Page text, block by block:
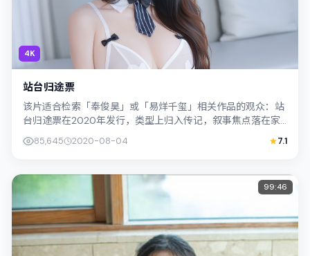
4K
站台归途票
该片适合检索「奉俊昊」或「易烊千玺」相关作品的观众：站
台归途票在2020年发行，类型上归入传记，叙事焦点落在家
庭与社会的交错地带；配角层次丰富，...
85,645 2020-08-04 7.1
99:46